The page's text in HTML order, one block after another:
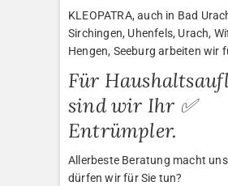
KLEOPATRA, auch in Bad
Sirchingen, Uhenfels, Urach,
Hengen, Seeburg arbeiten wir
Für
sind wir Ihr ✅
Entrümpler.
Allerbeste Beratung macht
dürfen wir für Sie tun?